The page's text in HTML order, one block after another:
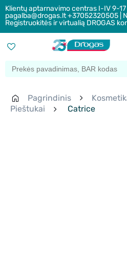
Klientų aptarnavimo centras I-IV 9-
pagalba@drogas.lt +37052320505 |
Registruokitės ir virtualią DROGAS
Pagrindinis
Pieštukai
Catrice